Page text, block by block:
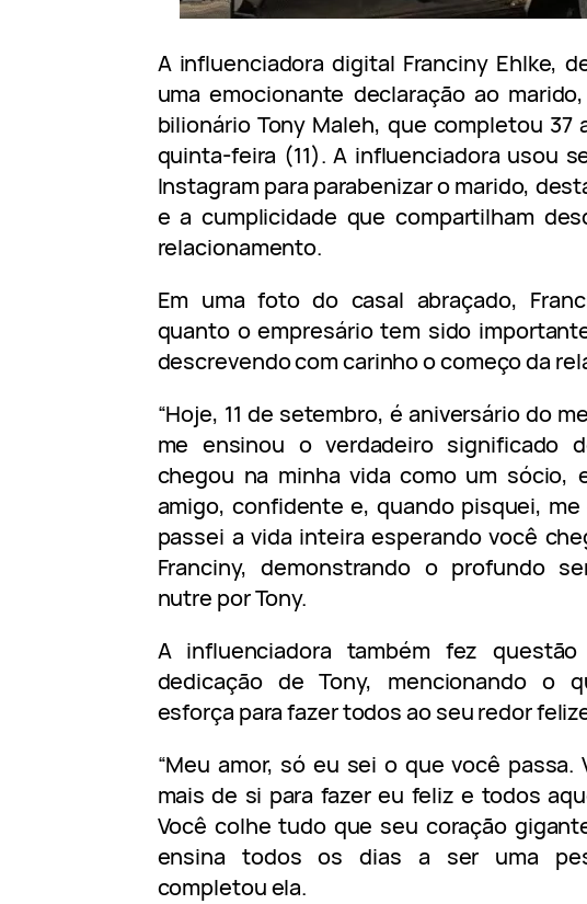
A influenciadora digital Franciny Ehlke,
uma emocionante declaração ao
bilionário Tony Maleh, que completou 37
quinta-feira (11). A influenciadora usou
Instagram para parabenizar o marido,
e a cumplicidade que compartilham
relacionamento.
Em uma foto do casal abraçado,
quanto o empresário tem sido
descrevendo com carinho o começo da
“Hoje, 11 de setembro, é aniversário do
me ensinou o verdadeiro significado
chegou na minha vida como um sócio,
amigo, confidente e, quando pisquei,
passei a vida inteira esperando você
Franciny, demonstrando o profundo
nutre por Tony.
A influenciadora também fez
dedicação de Tony, mencionando o
esforça para fazer todos ao seu redor
“Meu amor, só eu sei o que você passa.
mais de si para fazer eu feliz e todos
Você colhe tudo que seu coração
ensina todos os dias a ser uma
completou ela.